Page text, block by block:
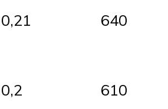
0,21 640
0,2 610